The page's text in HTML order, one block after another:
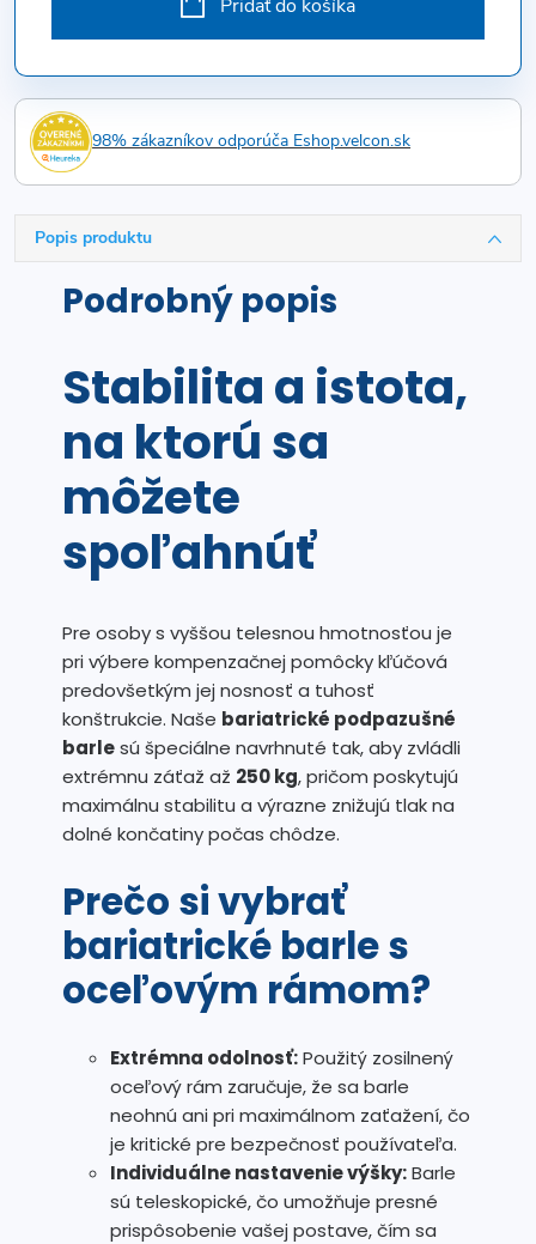
Pridať do košíka
98% zákazníkov odporúča Eshop.velcon.sk
Popis produktu
Podrobný popis
Stabilita a istota,
na ktorú sa
môžete
spoľahnúť
Pre osoby s vyššou telesnou hmotnosťou je
pri výbere kompenzačnej pomôcky kľúčová
predovšetkým jej nosnosť a tuhosť
konštrukcie. Naše bariatrické podpazušné
barlesú špeciálne navrhnuté tak, aby zvládli
extrémnu záťaž až 250 kg, pričom poskytujú
maximálnu stabilitu a výrazne znižujú tlak na
dolné končatiny počas chôdze.
Prečo si vybrať
bariatrické barle s
oceľovým rámom?
Extrémna odolnosť:Použitý zosilnený
oceľový rám zaručuje, že sa barle
neohnú ani pri maximálnom zaťažení, čo
je kritické pre bezpečnosť používateľa.
Individuálne nastavenie výšky:Barle
sú teleskopické, čo umožňuje presné
prispôsobenie vašej postave, čím sa